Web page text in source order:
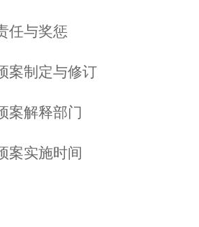
任与奖惩
案制定与修订
案解释部门
案实施时间